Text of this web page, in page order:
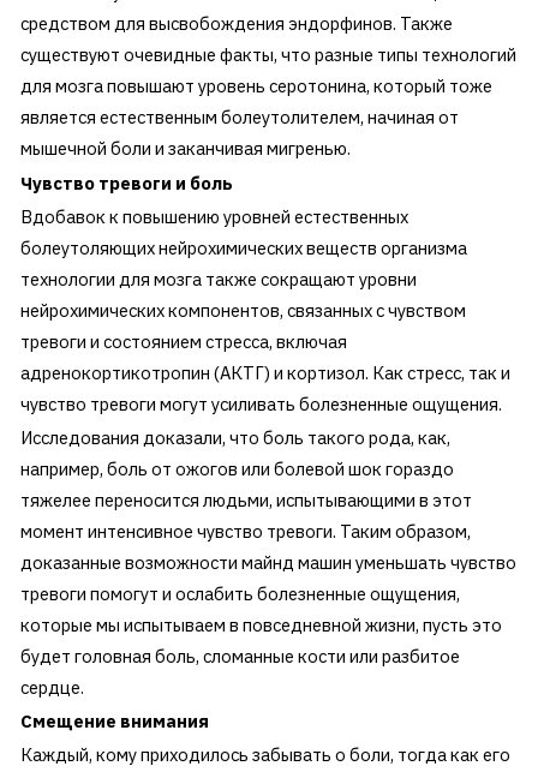
средством для высвобождения эндорфинов. Также
существуют очевидные факты, что разные типы технологий
для мозга повышают уровень серотонина, который тоже
является естественным болеутолителем, начиная от
мышечной боли и заканчивая мигренью.
Чувство тревоги и боль
Вдобавок к повышению уровней естественных
болеутоляющих нейрохимических веществ организма
технологии для мозга также сокращают уровни
нейрохимических компонентов, связанных с чувством
тревоги и состоянием стресса, включая
адренокортикотропин (АКТГ) и кортизол. Как стресс, так и
чувство тревоги могут усиливать болезненные ощущения.
Исследования доказали, что боль такого рода, как,
например, боль от ожогов или болевой шок гораздо
тяжелее переносится людьми, испытывающими в этот
момент интенсивное чувство тревоги. Таким образом,
доказанные возможности майнд машин уменьшать чувство
тревоги помогут и ослабить болезненные ощущения,
которые мы испытываем в повседневной жизни, пусть это
будет головная боль, сломанные кости или разбитое
сердце.
Смещение внимания
Каждый, кому приходилось забывать о боли, тогда как его